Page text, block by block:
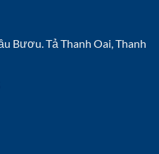
Bươu. Tả Thanh Oai, Thanh